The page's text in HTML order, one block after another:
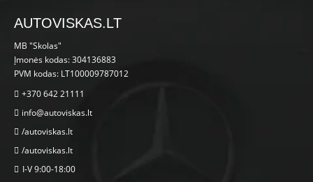
AUTOVISKAS.LT
MB "Skolas"
Įmonės kodas: 304136883
PVM kodas: LT100009787012
+370 642 21111
info@autoviskas.lt
/autoviskas.lt
/autoviskas.lt
I-V 9:00-18:00